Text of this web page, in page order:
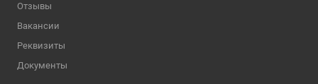
Отзывы
Вакансии
Реквизиты
Документы